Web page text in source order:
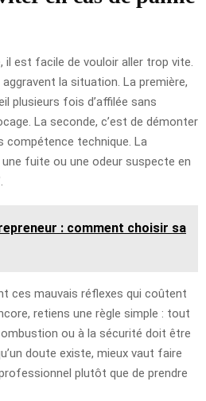
il est facile de vouloir aller trop vite.
la situation. La première,
plusieurs fois d’affilée sans
La seconde, c’est de démonter
compétence technique. La
fuite ou une odeur suspecte en
: comment choisir sa
ces mauvais réflexes qui coûtent
retiens une règle simple : tout
ou à la sécurité doit être
doute existe, mieux vaut faire
plutôt que de prendre